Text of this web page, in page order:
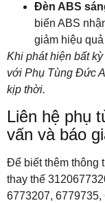
Đèn ABS
biến ABS
giảm hiệu
Khi phát hiện bất
với Phụ Tùng Đức
kịp thời.
Liên hệ phụ
vấn và báo
Để biết thêm thông
thay thế
6773207, 6779735,